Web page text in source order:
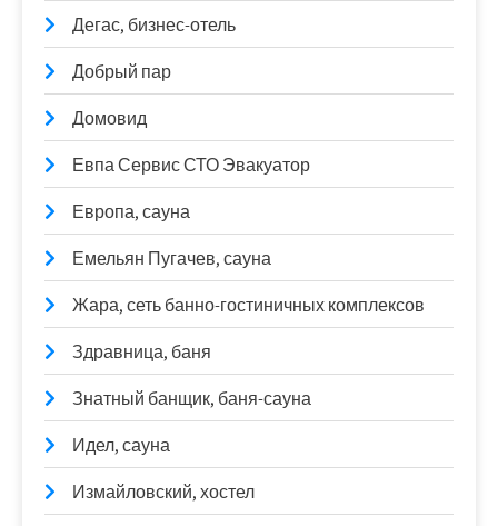
Дегас, бизнес-отель
Добрый пар
Домовид
Евпа Сервис СТО Эвакуатор
Европа, сауна
Емельян Пугачев, сауна
Жара, сеть банно-гостиничных комплексов
Здравница, баня
Знатный банщик, баня-сауна
Идел, сауна
Измайловский, хостел